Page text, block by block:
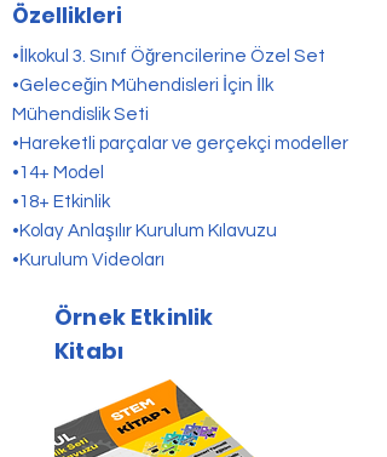
Özellikleri
•İlkokul 3. Sınıf Öğrencilerine Özel Set
•Geleceğin Mühendisleri İçin İlk
Mühendislik Seti
•Hareketli parçalar ve gerçekçi modeller
•14+ Model
•18+ Etkinlik
•Kolay Anlaşılır Kurulum Kılavuzu
•Kurulum Videoları
Örnek Etkinlik
Kitabı